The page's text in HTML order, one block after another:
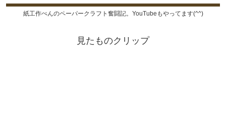
紙工作ぺんのペーパークラフト奮闘記。YouTubeもやってます(^^)
見たものクリップ